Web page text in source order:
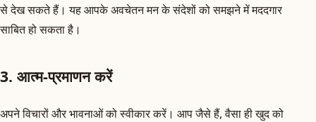
से देख सकते हैं। यह आपके अवचेतन मन के संदेशों को समझने में मददगार
साबित हो सकता है।
3. आत्म-प्रमाणन करें
अपने विचारों और भावनाओं को स्वीकार करें। आप जैसे हैं, वैसा ही खुद को